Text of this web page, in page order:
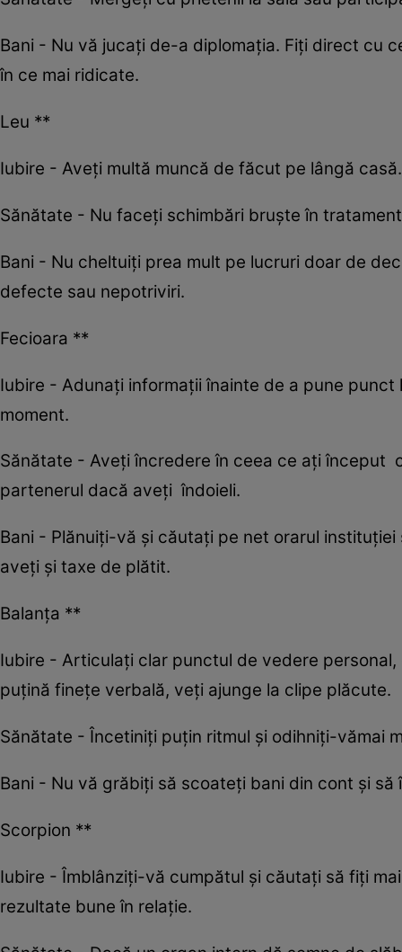
Bani - Nu vă jucaţi de-a diplomaţia. Fiţi direct cu
în ce mai ridicate.
Leu **
Iubire - Aveți multă muncă de făcut pe lângă
Sănătate - Nu faceți schimbări bruște în
Bani - Nu cheltuiți prea mult pe lucruri doar de
defecte sau nepotriviri.
Fecioara **
Iubire - Adunaţi informaţii înainte de a pune
moment.
Sănătate - Aveţi încredere în ceea ce aţi început
partenerul dacă aveți îndoieli.
Bani - Plănuiți-vă și căutați pe net orarul
aveţi și taxe de plătit.
Balanța **
Iubire - Articulați clar punctul de vedere
puțină finețe verbală, veți ajunge la clipe plăcute.
Sănătate - Încetiniți puțin ritmul și odihniți-vămai
Bani - Nu vă grăbiți să scoateți bani din cont și
Scorpion **
Iubire - Îmblânziți-vă cumpătul și căutați să fiți
rezultate bune în relație.